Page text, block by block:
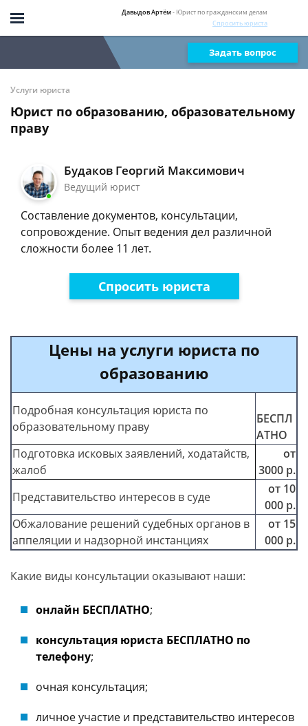
Давыдов Артём- Юрист по гражданским делам
Спросить юриста
Задать вопрос
Услуги юриста
Юрист по образованию, образовательному
праву
Будаков Георгий Максимович
Ведущий юрист
Составление документов, консультации,
сопровождение. Опыт ведения дел различной
сложности более 11 лет.
Спросить юриста
Цены на услуги юриста по
образованию
Подробная консультация юриста по
образовательному праву
БЕСПЛ
АТНО
Подготовка исковых заявлений, ходатайств,
жалоб
от
3000 р.
Представительство интересов в суде
от 10
000 р.
Обжалование решений судебных органов в
аппеляции и надзорной инстанциях
от 15
000 р.
Какие виды консультации оказывают наши:
онлайн БЕСПЛАТНО;
консультация юриста БЕСПЛАТНО по
телефону;
очная консультация;
личное участие и представительство интересов